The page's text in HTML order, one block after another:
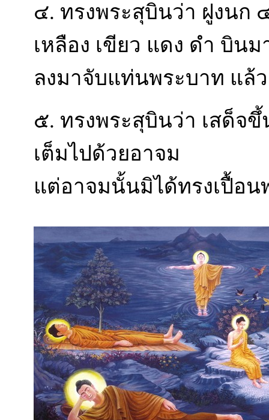
๔. ทรงพระสุบินว่า ฝูงนก
เหลือง เขียว แดง ดำ บิน
ลงมาจับแท่นพระบาท แล้
๕. ทรงพระสุบินว่า เสด็จ
เต็มไปด้วยอาจม
แต่อาจมนั้นมิได้ทรงเปื้อน